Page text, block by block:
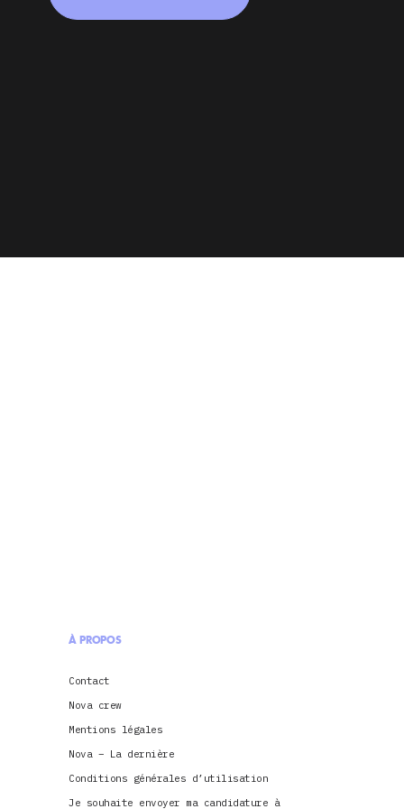
À PROPOS
Contact
Nova crew
Mentions légales
Nova – La dernière
Conditions générales d’utilisation
Je souhaite envoyer ma candidature à